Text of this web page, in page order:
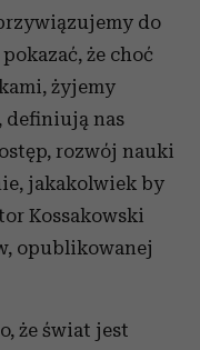
do
że choć
żyjemy
definiują nas
rozwój nauki
jakakolwiek by
Kossakowski
opublikowanej
że świat jest